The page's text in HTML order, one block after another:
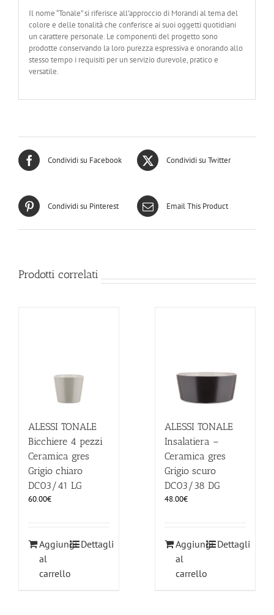
Il nome “Tonale” si riferisce all’approccio di Morandi al tema del
colore e delle tonalità che conferisce ai suoi oggetti quotidiani
un carattere personale. Le componenti del progetto sono
prodotte conservando la loro purezza espressiva e onorando allo
stesso tempo i requisiti per un servizio durevole, pratico e
versatile.
Condividi su Facebook Condividi su Twitter
Condividi su Pinterest Email This Product
Prodotti correlati
ALESSI TONALE
Bicchiere 4 pezzi
Ceramica gres
Grigio chiaro
DC03/41 LG
60.00€
Aggiungi
al
carrello
Dettagli
ALESSI TONALE
Insalatiera –
Ceramica gres
Grigio scuro
DC03/38 DG
48.00€
Aggiungi
al
carrello
Dettagli